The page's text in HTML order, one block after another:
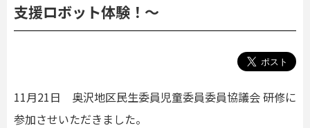
支援ロボット体験！～
11月21日 奥沢地区民生委員児童委員委員協議会 研修に
参加させいただきました。